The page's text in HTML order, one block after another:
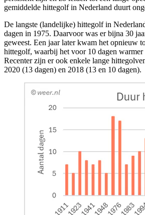
gemiddelde hittegolf in Nederland duurt
De langste (landelijke) hittegolf in
dagen in 1975. Daarvoor was er bijna 30
geweest. Een jaar later kwam het opnieuw
hittegolf, waarbij het voor 10 dagen warmer
Recenter zijn er ook enkele lange
2020 (13 dagen) en 2018 (13 en 10 dagen).